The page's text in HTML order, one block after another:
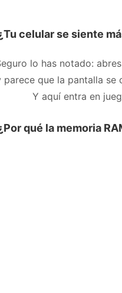
celular se siente
lo has notado:
parece que la pantalla se
Y aquí entra en
qué la memoria